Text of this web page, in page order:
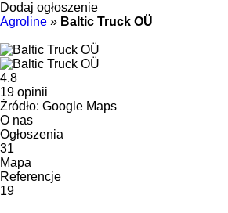
Dodaj ogłoszenie
Agroline » Baltic Truck OÜ
4.8
19 opinii
Źródło: Google Maps
O nas
Ogłoszenia
31
Mapa
Referencje
19